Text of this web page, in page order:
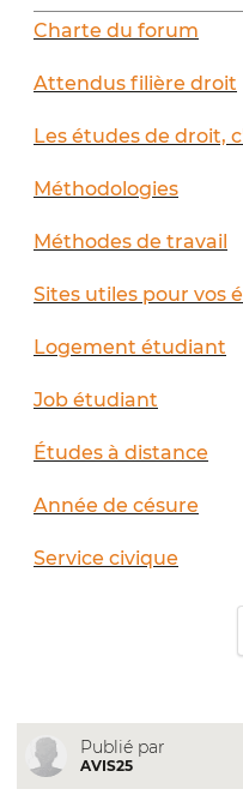
Charte du forum
Attendus filière droit
Les études de droit,
Méthodologies
Méthodes de travail
Sites utiles pour vos
Logement étudiant
Job étudiant
Études à distance
Année de césure
Service civique
Publié par
AVIS25